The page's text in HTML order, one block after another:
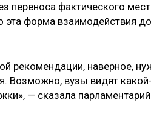
переноса фактического
эта форма взаимодействия
рекомендации, наверное,
Возможно, вузы видят
— сказала парламентарий.